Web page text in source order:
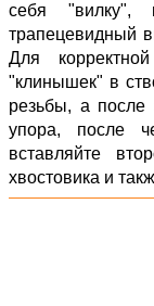
себя "вилку",
трапецевидный
Для
"клинышек" в
резьбы, а после
упора, после
вставляйте
хвостовика и